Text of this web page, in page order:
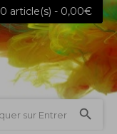
0 article(s) - 0,00€